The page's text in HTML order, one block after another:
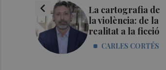
chevron_left
La cartografia de
la violència: de la
realitat a la ficció
CARLES CORTÉS